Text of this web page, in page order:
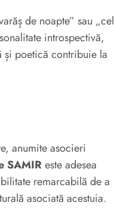
de noapte” sau „cel
introspectivă,
și poetică contribuie la
anumite asocieri
SAMIReste adesea
remarcabilă de a
asociată acestuia.